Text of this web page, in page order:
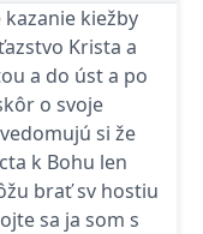
kiežby
Krista a
a do úst a po
o svoje
si že
k Bohu len
brať sv hostiu
sa ja som s